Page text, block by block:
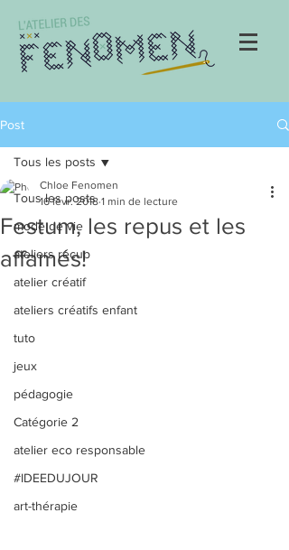
Post
Tous les posts
mode de vie
ateliers récup
atelier créatif
ateliers créatifs enfant
tuto
jeux
pédagogie
Catégorie 2
atelier eco responsable
#IDEEDUJOUR
art-thérapie
Tous les posts
Festum, les repus et les
affamés!
Chloe Fenomen
16 févr. 2018 1 min de lecture